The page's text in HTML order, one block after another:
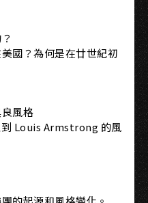
國？為何是在廿世紀初
風格
Louis Armstrong 的風